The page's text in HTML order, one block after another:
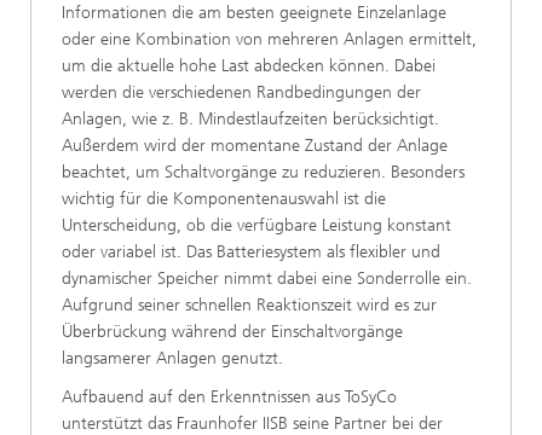
Informationen die am besten geeignete Einzelanlage
oder eine Kombination von mehreren Anlagen ermittelt,
um die aktuelle hohe Last abdecken können. Dabei
werden die verschiedenen Randbedingungen der
Anlagen, wie z. B. Mindestlaufzeiten berücksichtigt.
Außerdem wird der momentane Zustand der Anlage
beachtet, um Schaltvorgänge zu reduzieren. Besonders
wichtig für die Komponentenauswahl ist die
Unterscheidung, ob die verfügbare Leistung konstant
oder variabel ist. Das Batteriesystem als flexibler und
dynamischer Speicher nimmt dabei eine Sonderrolle ein.
Aufgrund seiner schnellen Reaktionszeit wird es zur
Überbrückung während der Einschaltvorgänge
langsamerer Anlagen genutzt.
Aufbauend auf den Erkenntnissen aus ToSyCo
unterstützt das Fraunhofer IISB seine Partner bei der